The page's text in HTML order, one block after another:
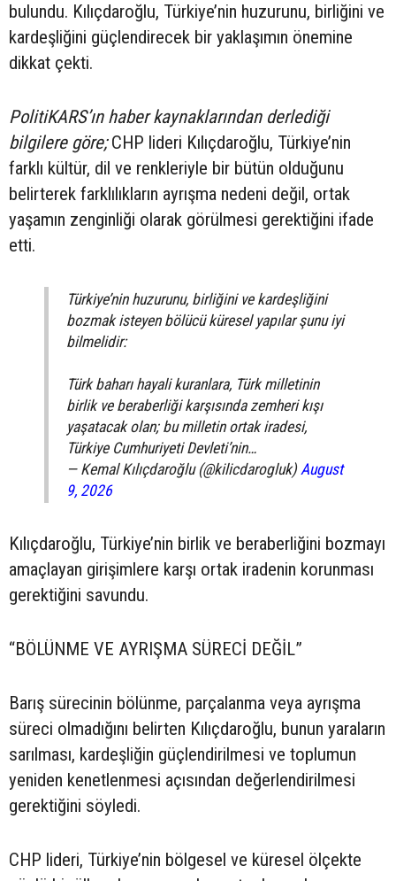
bulundu. Kılıçdaroğlu, Türkiye’nin huzurunu, birliğini ve
kardeşliğini güçlendirecek bir yaklaşımın önemine
dikkat çekti.
PolitiKARS’ın haber kaynaklarından derlediği
bilgilere göre;CHP lideri Kılıçdaroğlu, Türkiye’nin
farklı kültür, dil ve renkleriyle bir bütün olduğunu
belirterek farklılıkların ayrışma nedeni değil, ortak
yaşamın zenginliği olarak görülmesi gerektiğini ifade
etti.
Türkiye’nin huzurunu, birliğini ve kardeşliğini
bozmak isteyen bölücü küresel yapılar şunu iyi
bilmelidir:
Türk baharı hayali kuranlara, Türk milletinin
birlik ve beraberliği karşısında zemheri kışı
yaşatacak olan; bu milletin ortak iradesi,
Türkiye Cumhuriyeti Devleti’nin…
— Kemal Kılıçdaroğlu (@kilicdarogluk)August
9, 2026
Kılıçdaroğlu, Türkiye’nin birlik ve beraberliğini bozmayı
amaçlayan girişimlere karşı ortak iradenin korunması
gerektiğini savundu.
“BÖLÜNME VE AYRIŞMA SÜRECİ DEĞİL”
Barış sürecinin bölünme, parçalanma veya ayrışma
süreci olmadığını belirten Kılıçdaroğlu, bunun yaraların
sarılması, kardeşliğin güçlendirilmesi ve toplumun
yeniden kenetlenmesi açısından değerlendirilmesi
gerektiğini söyledi.
CHP lideri, Türkiye’nin bölgesel ve küresel ölçekte